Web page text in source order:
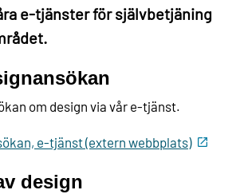
e-tjänster för självbetjäning
om design via vår e-tjänst.
e-tjänst (extern webbplats)
design